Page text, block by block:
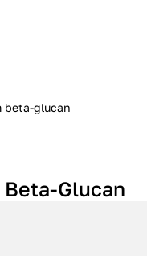
beta-glucan
Glucan